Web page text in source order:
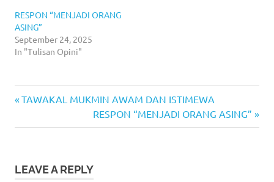
RESPON “MENJADI ORANG
ASING”
September 24, 2025
In "Tulisan Opini"
Post
navigation
Previous
TAWAKAL MUKMIN AWAM DAN ISTIMEWA
Next
Post:
RESPON “MENJADI ORANG ASING”
LEAVE A REPLY